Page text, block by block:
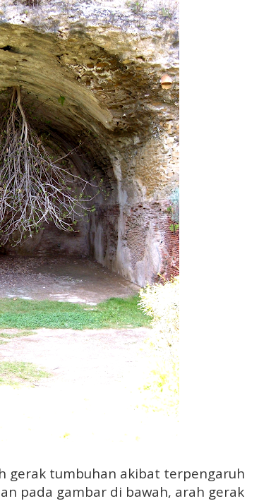
gerak tumbuhan akibat terpengaruh
pada gambar di bawah, arah gerak